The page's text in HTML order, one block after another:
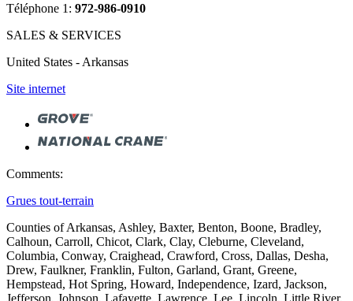
Téléphone 1: 972-986-0910
SALES & SERVICES
United States - Arkansas
Site internet
Comments:
Grues tout-terrain
Counties of Arkansas, Ashley, Baxter, Benton, Boone, Bradley,
Calhoun, Carroll, Chicot, Clark, Clay, Cleburne, Cleveland,
Columbia, Conway, Craighead, Crawford, Cross, Dallas, Desha,
Drew, Faulkner, Franklin, Fulton, Garland, Grant, Greene,
Hempstead, Hot Spring, Howard, Independence, Izard, Jackson,
Jefferson, Johnson, Lafayette, Lawrence, Lee, Lincoln, Little River,